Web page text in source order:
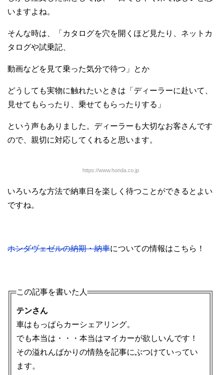
いますよね。
そんな時は、「カタログを穴を開くほど見たり、ネットカ
タログや試乗記、
動画などを見て乗った気分で待つ」とか
どうしても実物に触れたいときは「ディーラーに赴いて、
見せてもらったり、乗せてもらったりする」
という声もありました。ディーラーも大切なお客さんです
ので、親切に対応してくれると思います。
https://www.honda.co.jp
いろいろな方法で納車日を楽しく待つことができるとよい
ですね。
ホンダヴェゼルの納期・納車についての情報はこちら！
この記事を書いた人
テンさん
車はもっぱらカーシェアリング。
でも本当は・・・本当はマイカーが欲しいんです！
その溢れんばかりの情熱を記事にぶつけていってい
ます。